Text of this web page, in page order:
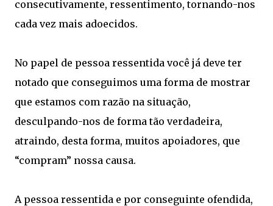
consecutivamente, ressentimento, tornando-nos
cada vez mais adoecidos.
No papel de pessoa ressentida você já deve ter
notado que conseguimos uma forma de mostrar
que estamos com razão na situação,
desculpando-nos de forma tão verdadeira,
atraindo, desta forma, muitos apoiadores, que
“compram” nossa causa.
A pessoa ressentida e por conseguinte ofendida,